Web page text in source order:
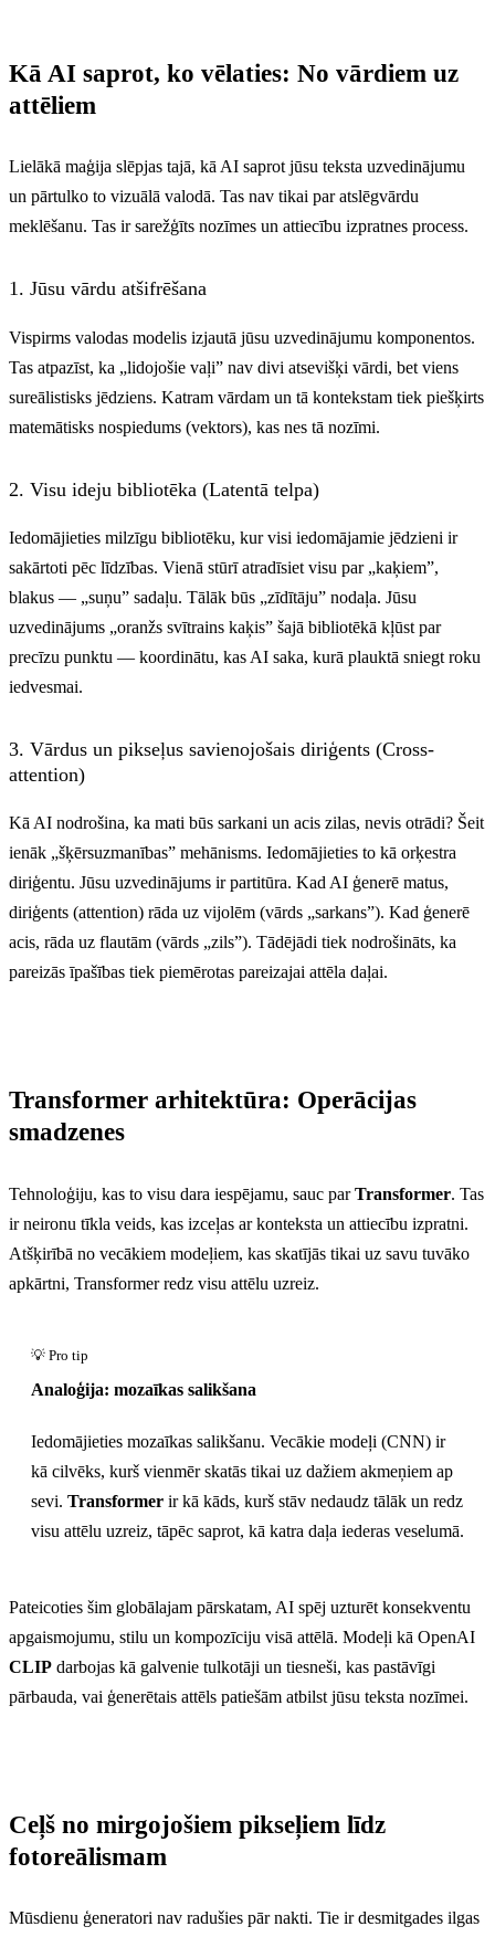
Kā AI saprot, ko vēlaties: No vārdiem uz
attēliem
Lielākā maģija slēpjas tajā, kā AI saprot jūsu teksta uzvedinājumu
un pārtulko to vizuālā valodā. Tas nav tikai par atslēgvārdu
meklēšanu. Tas ir sarežģīts nozīmes un attiecību izpratnes process.
1. Jūsu vārdu atšifrēšana
Vispirms valodas modelis izjautā jūsu uzvedinājumu komponentos.
Tas atpazīst, ka „lidojošie vaļi” nav divi atsevišķi vārdi, bet viens
sureālistisks jēdziens. Katram vārdam un tā kontekstam tiek piešķirts
matemātisks nospiedums (vektors), kas nes tā nozīmi.
2. Visu ideju bibliotēka (Latentā telpa)
Iedomājieties milzīgu bibliotēku, kur visi iedomājamie jēdzieni ir
sakārtoti pēc līdzības. Vienā stūrī atradīsiet visu par „kaķiem”,
blakus — „suņu” sadaļu. Tālāk būs „zīdītāju” nodaļa. Jūsu
uzvedinājums „oranžs svītrains kaķis” šajā bibliotēkā kļūst par
precīzu punktu — koordinātu, kas AI saka, kurā plauktā sniegt roku
iedvesmai.
3. Vārdus un pikseļus savienojošais diriģents (Cross-
attention)
Kā AI nodrošina, ka mati būs sarkani un acis zilas, nevis otrādi? Šeit
ienāk „šķērsuzmanības” mehānisms. Iedomājieties to kā orķestra
diriģentu. Jūsu uzvedinājums ir partitūra. Kad AI ģenerē matus,
diriģents (attention) rāda uz vijolēm (vārds „sarkans”). Kad ģenerē
acis, rāda uz flautām (vārds „zils”). Tādējādi tiek nodrošināts, ka
pareizās īpašības tiek piemērotas pareizajai attēla daļai.
Transformer arhitektūra: Operācijas
smadzenes
Tehnoloģiju, kas to visu dara iespējamu, sauc parTransformer. Tas
ir neironu tīkla veids, kas izceļas ar konteksta un attiecību izpratni.
Atšķirībā no vecākiem modeļiem, kas skatījās tikai uz savu tuvāko
apkārtni, Transformer redz visu attēlu uzreiz.
Analoģija: mozaīkas salikšana
Iedomājieties mozaīkas salikšanu. Vecākie modeļi (CNN) ir
kā cilvēks, kurš vienmēr skatās tikai uz dažiem akmeņiem ap
sevi. Transformer ir kā kāds, kurš stāv nedaudz tālāk un redz
visu attēlu uzreiz, tāpēc saprot, kā katra daļa iederas veselumā.
Pateicoties šim globālajam pārskatam, AI spēj uzturēt konsekventu
apgaismojumu, stilu un kompozīciju visā attēlā. Modeļi kā OpenAI
CLIP darbojas kā galvenie tulkotāji un tiesneši, kas pastāvīgi
pārbauda, vai ģenerētais attēls patiešām atbilst jūsu teksta nozīmei.
Ceļš no mirgojošiem pikseļiem līdz
fotoreālismam
Mūsdienu ģeneratori nav radušies pār nakti. Tie ir desmitgades ilgas